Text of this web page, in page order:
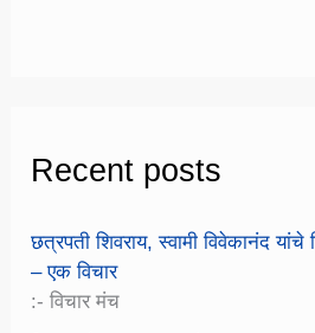
Recent posts
छत्रपती शिवराय, स्वामी विवेकानंद
– एक विचार
:- विचार मंच